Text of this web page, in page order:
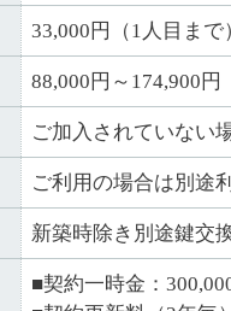
33,000円（1人目まで
88,000円～174,900円
ご加入されていない
ご利用の場合は別途
新築時除き別途鍵交
■契約一時金：